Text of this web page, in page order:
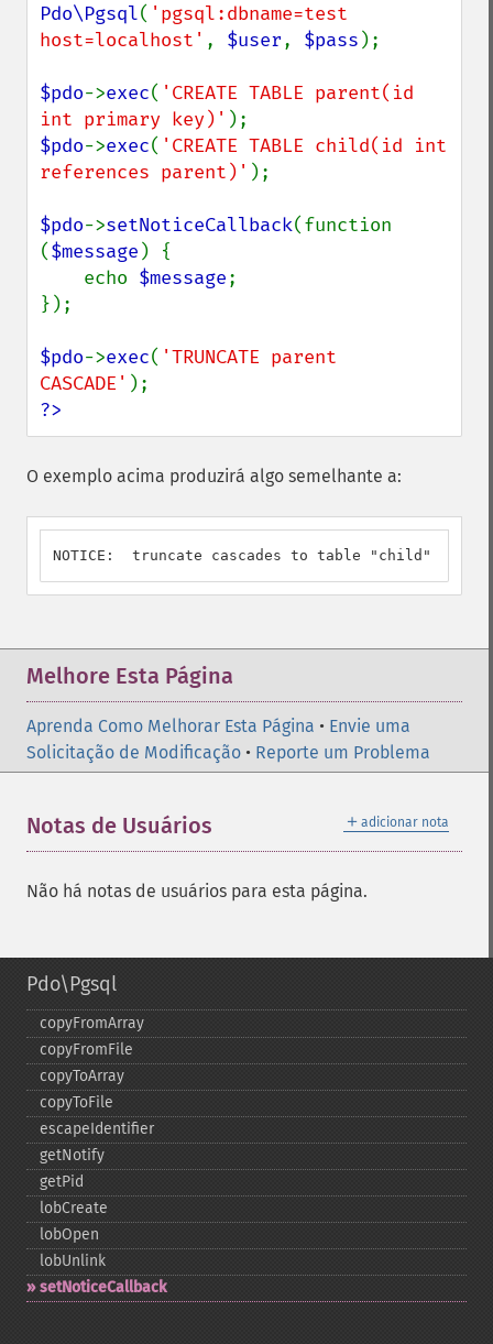
Pdo\Pgsql( 'pgsql:dbname=test
host=localhost' , $user, $pass );
$pdo->exec( 'CREATE TABLE parent(id
int primary key)'
$pdo->exec( 'CREATE TABLE child(id int
references parent)' );
$pdo->setNoticeCallback(function
($message ) {
    echo
$message;
});
$pdo->exec( 'TRUNCATE parent
CASCADE'
?>
O exemplo acima produzirá algo semelhante a:
NOTICE:  truncate cascades to table "child"
Melhore Esta Página
Aprenda Como Melhorar Esta Página • Envie uma
Solicitação de Modificação • Reporte um Problema
＋ adicionar nota
Notas de Usuários
Não há notas de usuários para esta página.
Pdo\Pgsql
copyFromArray
copyFromFile
copyToArray
copyToFile
escapeIdentifier
getNotify
getPid
lobCreate
lobOpen
lobUnlink
setNoticeCallback